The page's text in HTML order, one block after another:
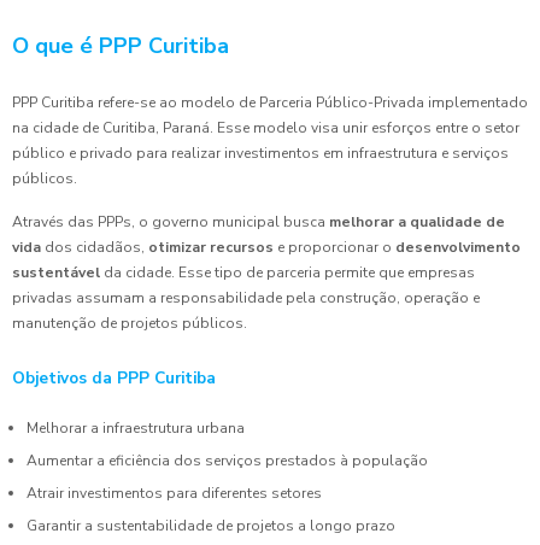
O que é PPP Curitiba
PPP Curitiba refere-se ao modelo de Parceria Público-Privada implementado
na cidade de Curitiba, Paraná. Esse modelo visa unir esforços entre o setor
público e privado para realizar investimentos em infraestrutura e serviços
públicos.
Através das PPPs, o governo municipal busca melhorar a qualidade de
vida dos cidadãos, otimizar recursos e proporcionar o desenvolvimento
sustentável da cidade. Esse tipo de parceria permite que empresas
privadas assumam a responsabilidade pela construção, operação e
manutenção de projetos públicos.
Objetivos da PPP Curitiba
Melhorar a infraestrutura urbana
Aumentar a eficiência dos serviços prestados à população
Atrair investimentos para diferentes setores
Garantir a sustentabilidade de projetos a longo prazo